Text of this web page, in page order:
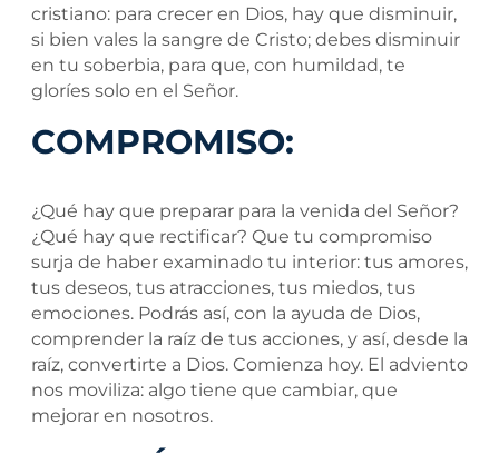
cristiano: para crecer en Dios, hay que disminuir,
si bien vales la sangre de Cristo; debes disminuir
en tu soberbia, para que, con humildad, te
gloríes solo en el Señor.
COMPROMISO:
¿Qué hay que preparar para la venida del Señor?
¿Qué hay que rectificar? Que tu compromiso
surja de haber examinado tu interior: tus amores,
tus deseos, tus atracciones, tus miedos, tus
emociones. Podrás así, con la ayuda de Dios,
comprender la raíz de tus acciones, y así, desde la
raíz, convertirte a Dios. Comienza hoy. El adviento
nos moviliza: algo tiene que cambiar, que
mejorar en nosotros.